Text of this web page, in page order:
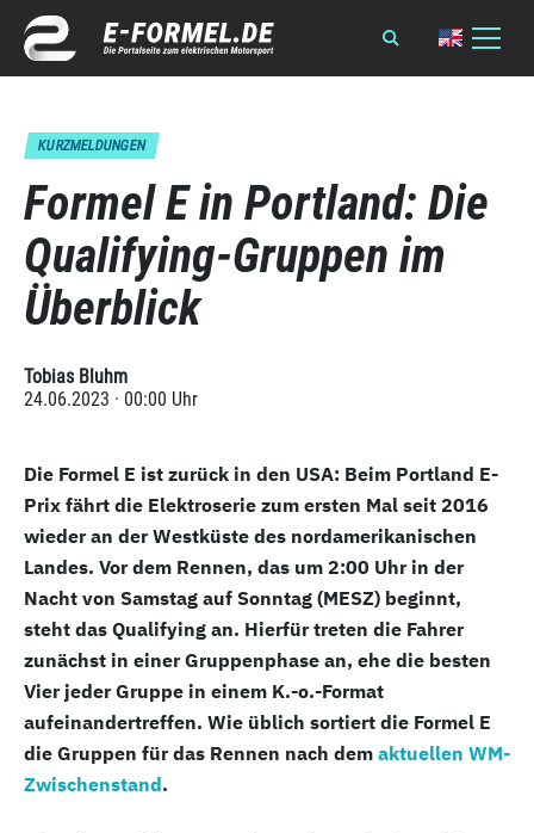
KURZMELDUNGEN
Formel E in Portland: Die
Qualifying-Gruppen im
Überblick
Tobias Bluhm
24.06.2023 · 00:00 Uhr
Die Formel E ist zurück in den USA: Beim Portland E-
Prix fährt die Elektroserie zum ersten Mal seit 2016
wieder an der Westküste des nordamerikanischen
Landes. Vor dem Rennen, das um 2:00 Uhr in der
Nacht von Samstag auf Sonntag (MESZ) beginnt,
steht das Qualifying an. Hierfür treten die Fahrer
zunächst in einer Gruppenphase an, ehe die besten
Vier jeder Gruppe in einem K.-o.-Format
aufeinandertreffen. Wie üblich sortiert die Formel E
die Gruppen für das Rennen nach dem aktuellen WM-
Zwischenstand.